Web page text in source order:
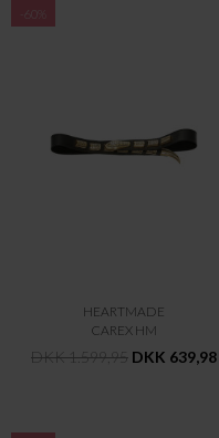
-60%
HEARTMADE
CAREX HM
DKK 1.599,95 DKK 639,98